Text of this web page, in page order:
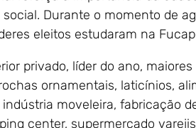
Durante o momento de
eleitos estudaram na
privado, líder do ano,
ornamentais, laticínios,
moveleira, fabricação
center, supermercado